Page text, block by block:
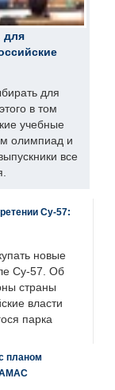
для
для
в том
учебные
олимпиад и
все
Су-57:
новые
Су-57. Об
страны
власти
парка
планом